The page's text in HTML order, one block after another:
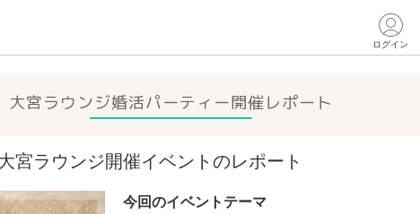
ログイン
大宮ラウンジ婚活パーティー開催レポート
宮ラウンジ開催イベントのレポート
今回のイベントテーマ